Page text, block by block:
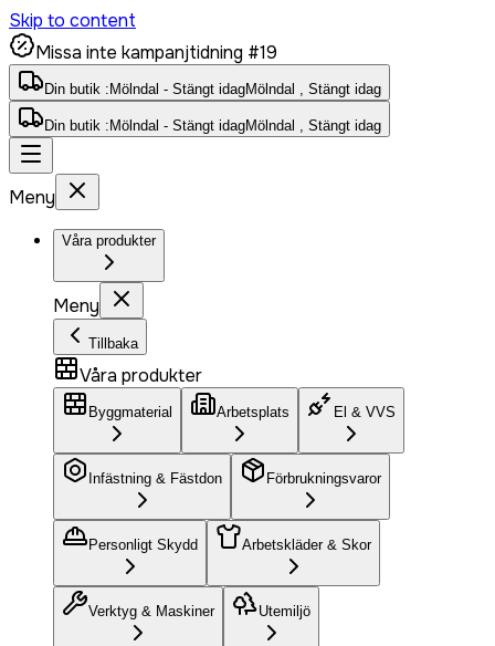
Skip to content
Missa inte kampanjtidning #19
Din butik : Mölndal - Stängt idagMölndal , Stängt idag
Din butik : Mölndal - Stängt idagMölndal , Stängt idag
Meny
Våra produkter
Meny
Tillbaka
Våra produkter
Byggmaterial Arbetsplats El & VVS
Infästning & Fästdon Förbrukningsvaror
Personligt Skydd Arbetskläder & Skor
Verktyg & Maskiner Utemiljö